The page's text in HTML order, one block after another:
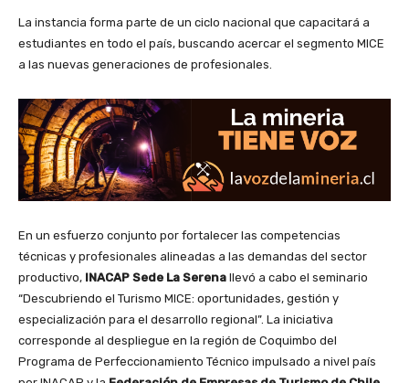
La instancia forma parte de un ciclo nacional que capacitará a
estudiantes en todo el país, buscando acercar el segmento MICE
a las nuevas generaciones de profesionales.
En un esfuerzo conjunto por fortalecer las competencias
técnicas y profesionales alineadas a las demandas del sector
productivo, INACAP Sede La Serena llevó a cabo el seminario
“Descubriendo el Turismo MICE: oportunidades, gestión y
especialización para el desarrollo regional”. La iniciativa
corresponde al despliegue en la región de Coquimbo del
Programa de Perfeccionamiento Técnico impulsado a nivel país